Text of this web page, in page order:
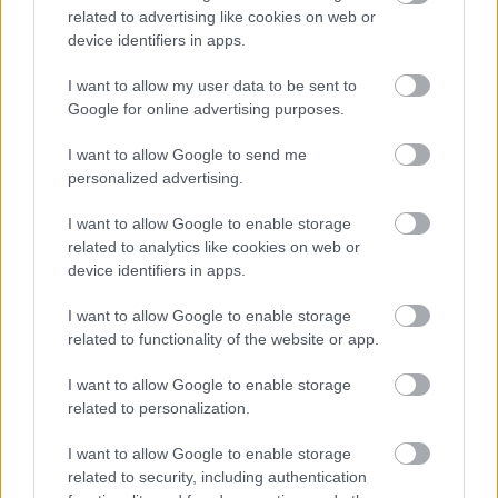
related to advertising like cookies on web or
device identifiers in apps.
I want to allow my user data to be sent to
Google for online advertising purposes.
I want to allow Google to send me
personalized advertising.
I want to allow Google to enable storage
related to analytics like cookies on web or
device identifiers in apps.
I want to allow Google to enable storage
related to functionality of the website or app.
I want to allow Google to enable storage
related to personalization.
I want to allow Google to enable storage
related to security, including authentication
Výsadba priesad papriky a
potrebujete vedieť o
pestovaní rajčín
paradajok: Zlepšite svoje
pestovateľské zručnosti s